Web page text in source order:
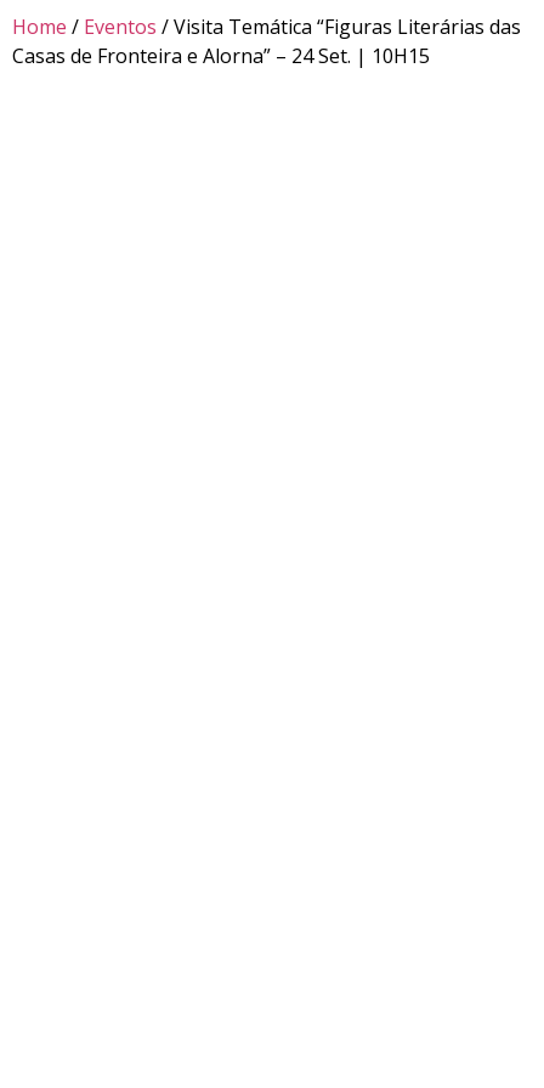
Home / Eventos / Visita Temática “Figuras Literárias das
Casas de Fronteira e Alorna” – 24 Set. | 10H15